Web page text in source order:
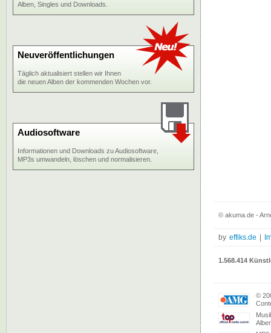
Alben, Singles und Downloads.
Neuveröffentlichungen
Täglich aktualisiert stellen wir Ihnen
die neuen Alben der kommenden Wochen vor.
Audiosoftware
Informationen und Downloads zu Audiosoftware,
MP3s umwandeln, löschen und normalisieren.
© akuma.de -
by effiks.de
1.568.414
©